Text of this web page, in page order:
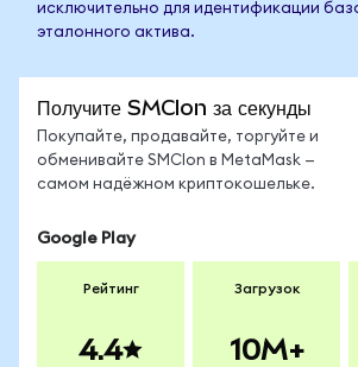
исключительно для идентификации
эталонного актива.
Получите SMCIon за секунды
Покупайте, продавайте, торгуйте и
обменивайте SMCIon в MetaMask —
самом надёжном криптокошельке.
Google Play
Рейтинг
4.4
Загрузок
10M+